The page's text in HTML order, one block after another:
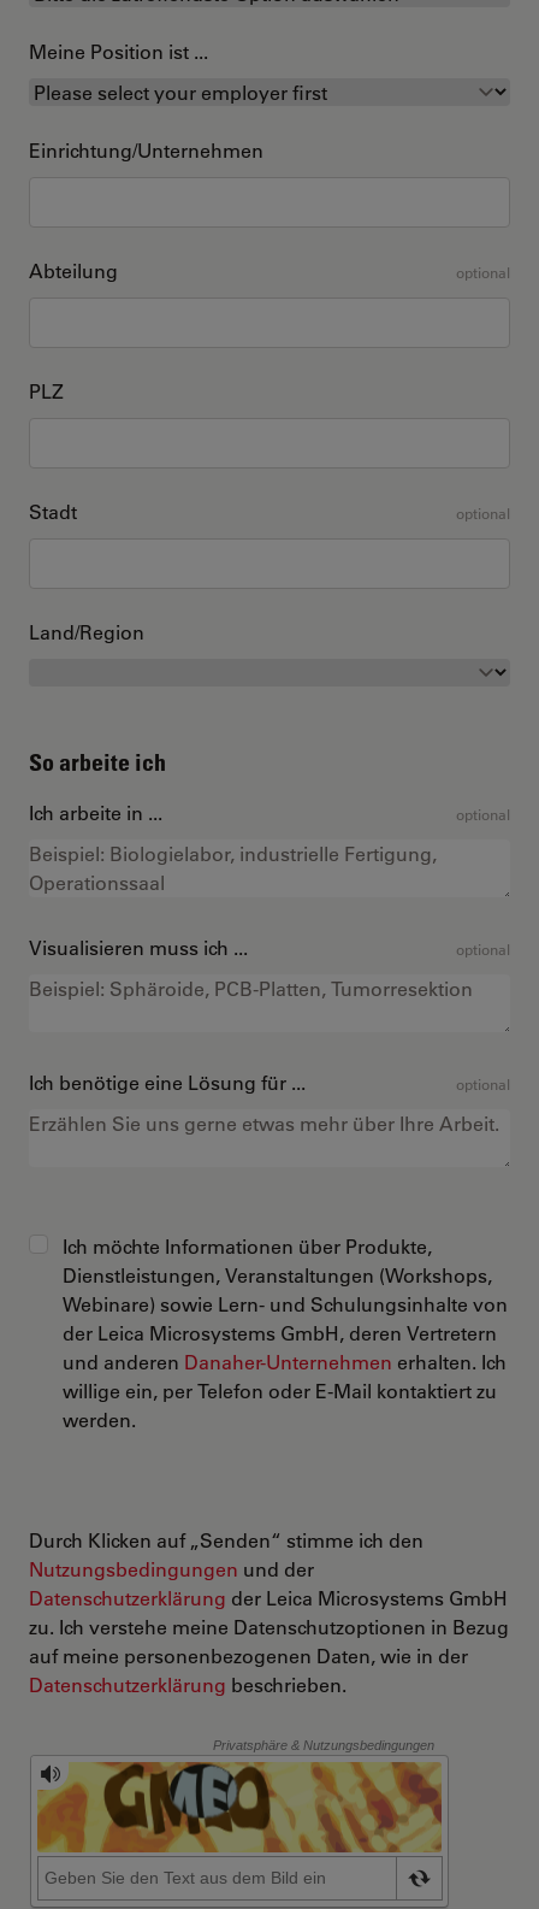
Meine Position ist ...
Einrichtung/Unternehmen
Abteilung optional
PLZ
Stadt optional
Land/Region
So arbeite ich
Ich arbeite in ... optional
Visualisieren muss ich ... optional
Ich benötige eine Lösung für ... optional
Ich möchte Informationen über Produkte,
Dienstleistungen, Veranstaltungen (Workshops,
Webinare) sowie Lern- und Schulungsinhalte von
der Leica Microsystems GmbH, deren Vertretern
und anderen Danaher-Unternehmen erhalten. Ich
willige ein, per Telefon oder E-Mail kontaktiert zu
werden.
Durch Klicken auf „Senden“ stimme ich den
Nutzungsbedingungen und der
Datenschutzerklärung der Leica Microsystems GmbH
zu. Ich verstehe meine Datenschutzoptionen in Bezug
auf meine personenbezogenen Daten, wie in der
Datenschutzerklärung beschrieben.